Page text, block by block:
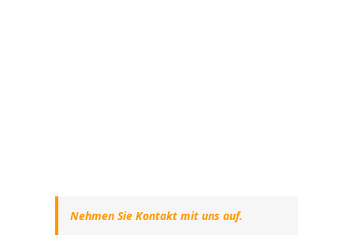
Nehmen Sie Kontakt mit uns auf.